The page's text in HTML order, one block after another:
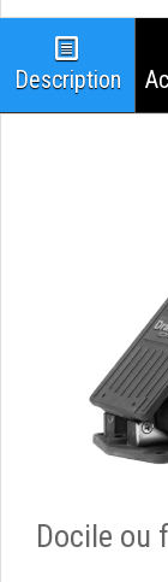
Description
Docile ou